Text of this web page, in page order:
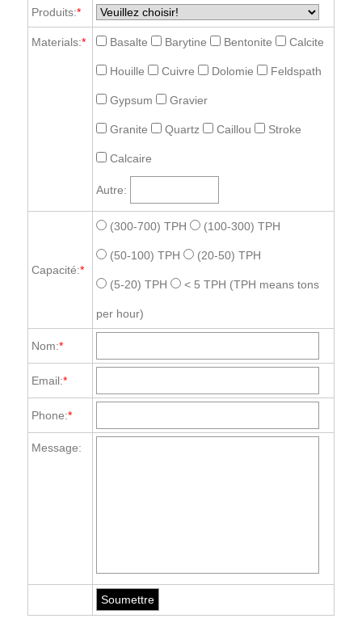
Produits:*
Materials:* Basalte Barytine Bentonite Calcite
Houille Cuivre Dolomie Feldspath
Gypsum Gravier
Granite Quartz Caillou Stroke
Calcaire
Autre:
Capacité:*
(300-700) TPH (100-300) TPH
(50-100) TPH (20-50) TPH
(5-20) TPH < 5 TPH (TPH means tons
per hour)
Nom:*
Email:*
Phone:*
Message: